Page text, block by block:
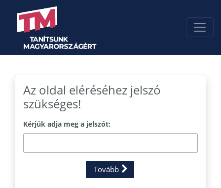
Az oldal eléréséhez jelszó
szükséges!
Kérjük adja meg a jelszót:
Tovább